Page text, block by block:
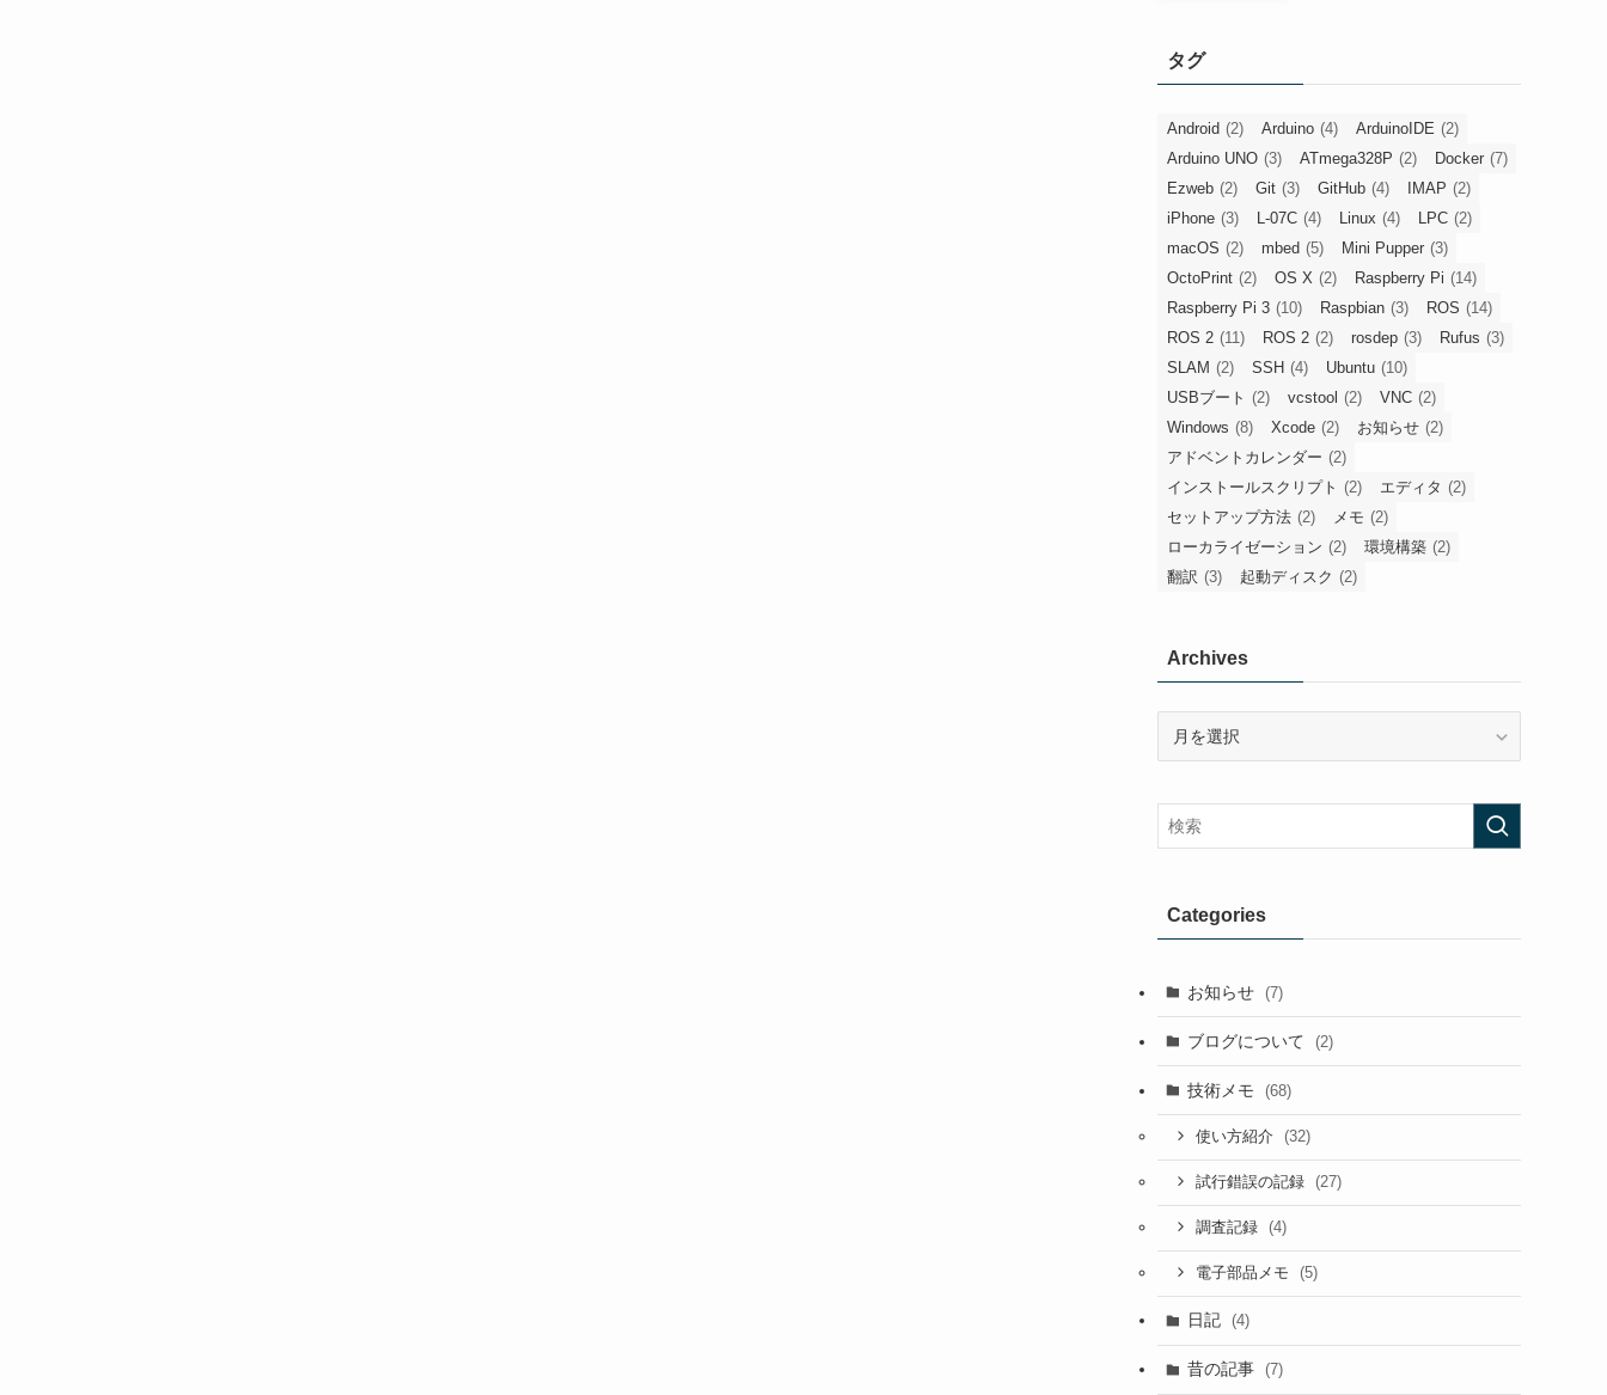
タグ
Android (2) Arduino (4) ArduinoIDE (2)
Arduino UNO (3) ATmega328P (2) Docker (7)
Ezweb (2) Git (3) GitHub (4) IMAP (2)
iPhone (3) L-07C (4) Linux (4) LPC (2)
macOS (2) mbed (5) Mini Pupper (3)
OctoPrint (2) OS X (2) Raspberry Pi (14)
Raspberry Pi 3 (10) Raspbian (3) ROS (14)
ROS 2 (11) ROS 2 (2) rosdep (3) Rufus (3)
SLAM (2) SSH (4) Ubuntu (10)
USBブート (2) vcstool (2) VNC (2)
Windows (8) Xcode (2) お知らせ (2)
アドベントカレンダー (2)
インストールスクリプト (2) エディタ (2)
セットアップ方法 (2) メモ (2)
ローカライゼーション (2) 環境構築 (2)
翻訳 (3) 起動ディスク (2)
Archives
Categories
お知らせ (7)
ブログについて (2)
技術メモ (68)
使い方紹介 (32)
試行錯誤の記録 (27)
調査記録 (4)
電子部品メモ (5)
日記 (4)
昔の記事 (7)